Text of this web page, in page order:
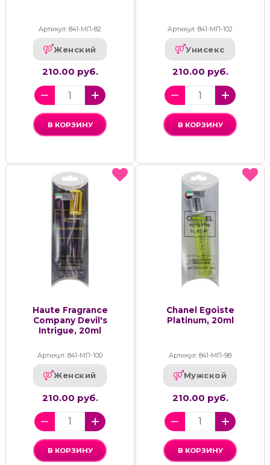
Артикул: 841-МП-82
Женский
210.00 руб.
В КОРЗИНУ
Артикул: 841-МП-102
Унисекс
210.00 руб.
В КОРЗИНУ
Haute Fragrance
Company Devil's
Intrigue, 20ml
Артикул: 841-МП-100
Женский
210.00 руб.
В КОРЗИНУ
Chanel Egoiste
Platinum, 20ml
Артикул: 841-МП-98
Мужской
210.00 руб.
В КОРЗИНУ